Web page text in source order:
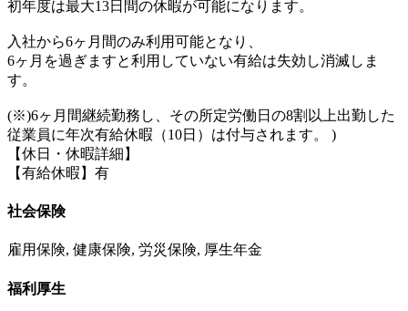
初年度は最大13日間の休暇が可能になります。
入社から6ヶ月間のみ利用可能となり、
6ヶ月を過ぎますと利用していない有給は失効し消滅しま
す。
(※)6ヶ月間継続勤務し、その所定労働日の8割以上出勤した
従業員に年次有給休暇（10日）は付与されます。 )
【休日・休暇詳細】
【有給休暇】有
社会保険
雇用保険, 健康保険, 労災保険, 厚生年金
福利厚生